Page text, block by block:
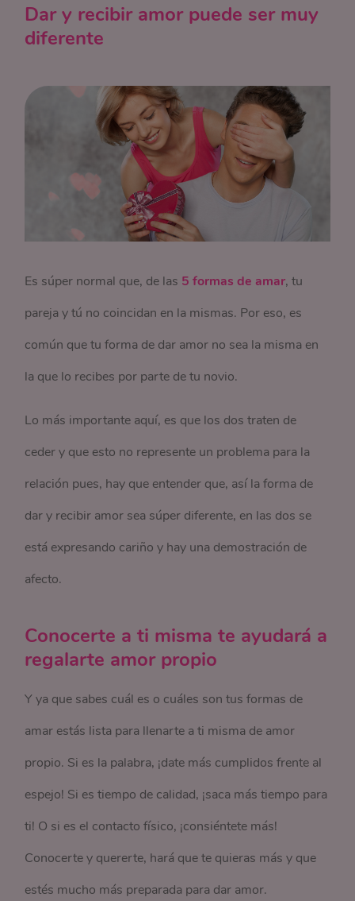
Dar y recibir amor puede ser muy
diferente
Es súper normal que, de las 5 formas de amar, tu
pareja y tú no coincidan en la mismas. Por eso, es
común que tu forma de dar amor no sea la misma en
la que lo recibes por parte de tu novio.
Lo más importante aquí, es que los dos traten de
ceder y que esto no represente un problema para la
relación pues, hay que entender que, así la forma de
dar y recibir amor sea súper diferente, en las dos se
está expresando cariño y hay una demostración de
afecto.
Conocerte a ti misma te ayudará a
regalarte amor propio
Y ya que sabes cuál es o cuáles son tus formas de
amar estás lista para llenarte a ti misma de amor
propio. Si es la palabra, ¡date más cumplidos frente al
espejo! Si es tiempo de calidad, ¡saca más tiempo para
ti! O si es el contacto físico, ¡consiéntete más!
Conocerte y quererte, hará que te quieras más y que
estés mucho más preparada para dar amor.